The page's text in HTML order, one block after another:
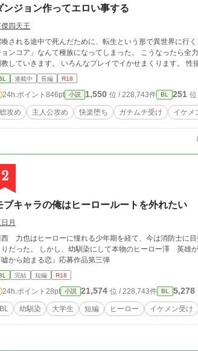
ンジョン作ってエロい事する
四天王
される途中で死んだために、転生という形で異世界に行
ンコア」なんて種族になってしまった。 こうなったら全力で楽しもう。性欲に正直に
調教
連載中 長編 R18
24h.ポイント 846pt 小説 1,550 位 / 228,743件 BL 251
総攻め 主人公攻め 快楽堕ち ガチムチ受け イケメ
2
ブキャラの俺はヒーロールートを外れたい
月
西 力也はヒーローに憧れる少年期を経て、今は消防士に
だった。 しかし、幼馴染にして本物のヒーロー澤 英雄がそれを許してくれず・・・
から始まる恋』応募作品第三弾
完結 短編 R18
24h.ポイント 28pt 小説 21,574 位 / 228,743件 BL 5,278
BL 幼馴染 大学生 短編 ヒーロー イケメン受け